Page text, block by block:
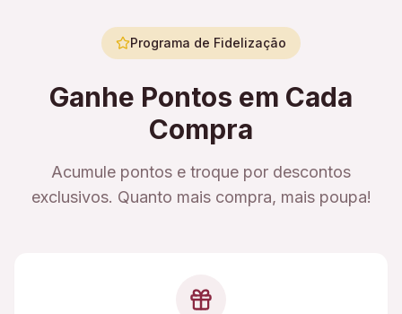
Programa de Fidelização
Ganhe Pontos em Cada
Compra
Acumule pontos e troque por descontos
exclusivos. Quanto mais compra, mais poupa!